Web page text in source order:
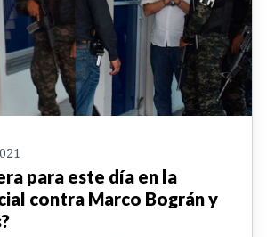
para este día en la
contra Marco Bográn y